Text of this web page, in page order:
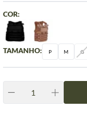
TAMANHO: P M G
COR: